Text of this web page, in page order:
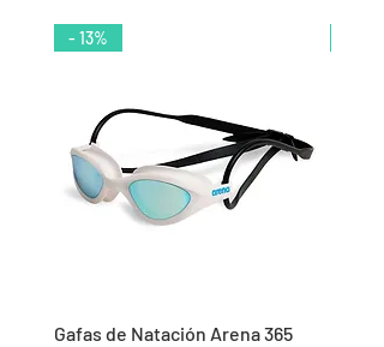
- 13%
Gafas de Natación Arena 365